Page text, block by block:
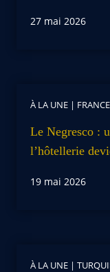
27 mai 2026
À LA UNE | FRANCE
Le Negresco :
l’hôtellerie
19 mai 2026
À LA UNE |